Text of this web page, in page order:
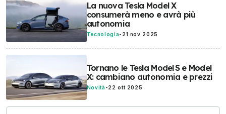
La nuova Tesla Model X
consumerà meno e avrà più
autonomia
Tecnologia- 21 nov 2025
Tornano le Tesla Model S e Model
X: cambiano autonomia e prezzi
Novità -22 ott 2025